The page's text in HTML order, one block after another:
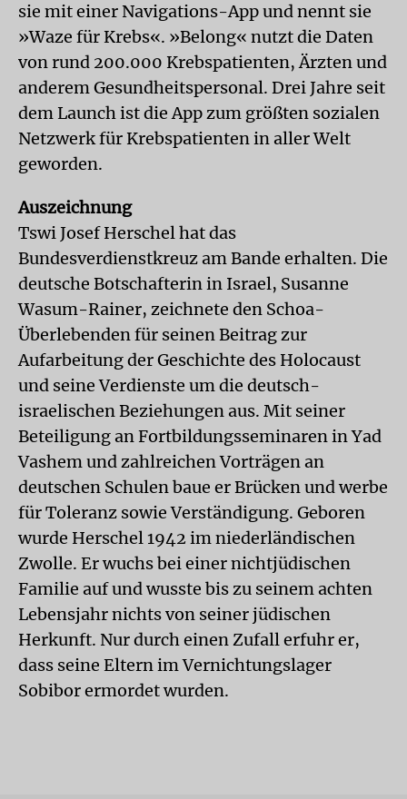
sie mit einer Navigations-App und nennt sie
»Waze für Krebs«. »Belong« nutzt die Daten
von rund 200.000 Krebspatienten, Ärzten und
anderem Gesundheitspersonal. Drei Jahre seit
dem Launch ist die App zum größten sozialen
Netzwerk für Krebspatienten in aller Welt
geworden.
Auszeichnung
Tswi Josef Herschel hat das
Bundesverdienstkreuz am Bande erhalten. Die
deutsche Botschafterin in Israel, Susanne
Wasum-Rainer, zeichnete den Schoa-
Überlebenden für seinen Beitrag zur
Aufarbeitung der Geschichte des Holocaust
und seine Verdienste um die deutsch-
israelischen Beziehungen aus. Mit seiner
Beteiligung an Fortbildungsseminaren in Yad
Vashem und zahlreichen Vorträgen an
deutschen Schulen baue er Brücken und werbe
für Toleranz sowie Verständigung. Geboren
wurde Herschel 1942 im niederländischen
Zwolle. Er wuchs bei einer nichtjüdischen
Familie auf und wusste bis zu seinem achten
Lebensjahr nichts von seiner jüdischen
Herkunft. Nur durch einen Zufall erfuhr er,
dass seine Eltern im Vernichtungslager
Sobibor ermordet wurden.